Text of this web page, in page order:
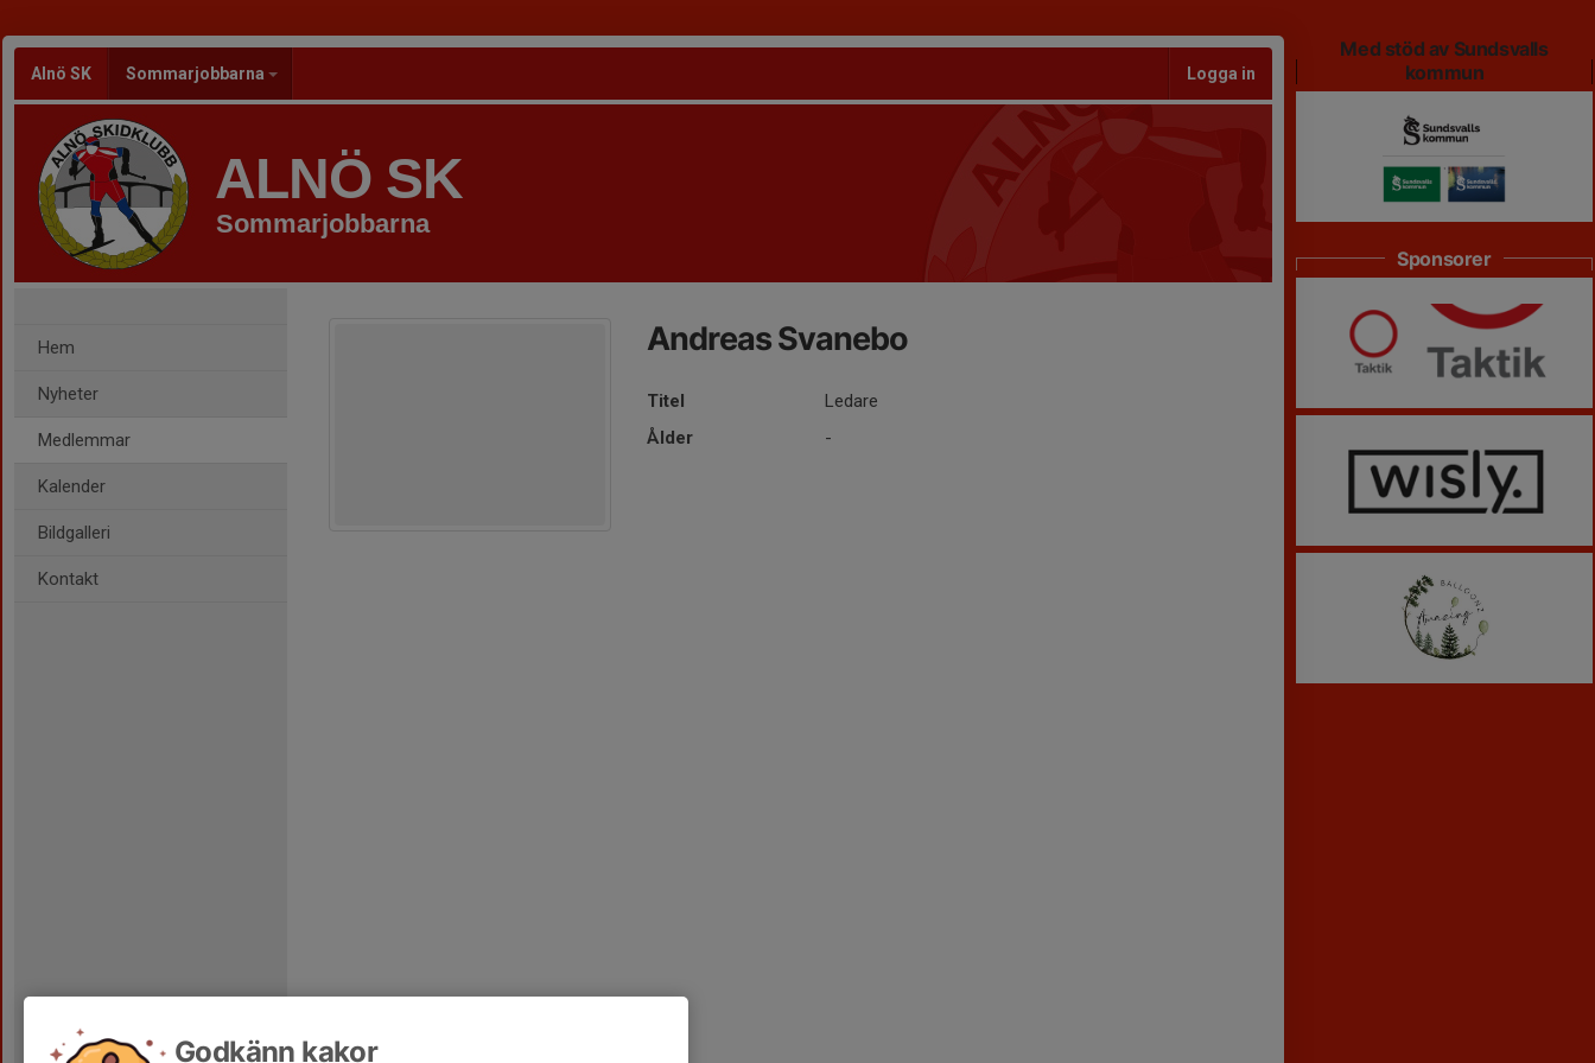
Alnö SK Sommarjobbarna Logga in
ALNÖ SK
Sommarjobbarna
Hem
Nyheter
Medlemmar
Kalender
Bildgalleri
Kontakt
Andreas Svanebo
Titel
Ledare
Ålder
-
Med stöd av Sundsvalls
kommun
Sponsorer
Godkänn kakor